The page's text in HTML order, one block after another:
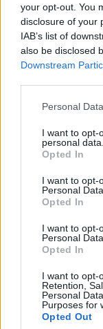
your opt-out. You
disclosure of your
IAB’s list of
also be disclosed
Downstream
Personal
I want to opt-
personal data.
Opted In
I want to opt-
Personal Data.
Opted In
I want to opt-
Personal
Opted In
I want to opt-
Retention,
Personal
Purposes for
Opted Out
Szerzői
Cookie-
Székely
Liget
Krónika
Bihari Napló